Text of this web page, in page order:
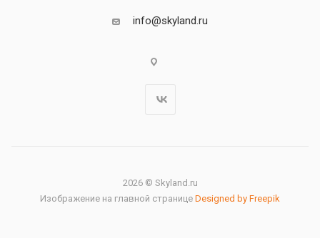
info@skyland.ru
2026 © Skyland.ru
Изображение на главной странице Designed by Freepik